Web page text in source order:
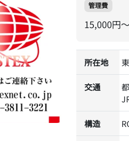
管理費
15,000円
所在地
交通
構造